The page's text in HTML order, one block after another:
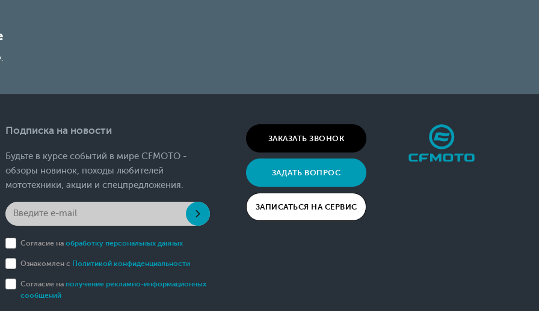
Подписка на новости
Будьте в курсе событий в мире CFMOTO -
обзоры новинок, походы любителей
мототехники, акции и спецпредложения.
Согласие на обработку персональных данных
Ознакомлен с Политикой конфиденциальности
Согласие на получение рекламно-информационных
сообщений
ЗАКАЗАТЬ ЗВОНОК
ЗАДАТЬ ВОПРОС
ЗАПИСАТЬСЯ НА СЕРВИС